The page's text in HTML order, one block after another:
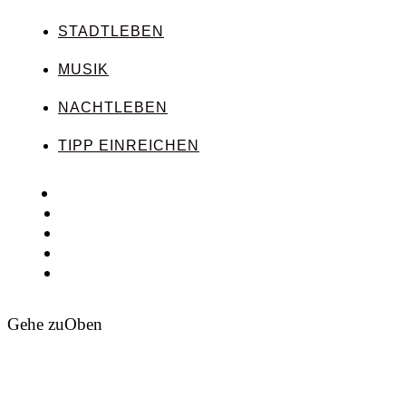
STADTLEBEN
MUSIK
NACHTLEBEN
TIPP EINREICHEN
Gehe zuOben